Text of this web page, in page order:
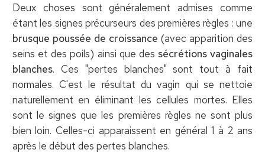
Deux choses sont généralement admises comme
étant les signes précurseurs des premières règles : une
brusque poussée de croissance (avec apparition des
seins et des poils) ainsi que des sécrétions vaginales
blanches. Ces "pertes blanches" sont tout à fait
normales. C'est le résultat du vagin qui se nettoie
naturellement en éliminant les cellules mortes. Elles
sont le signes que les premières règles ne sont plus
bien loin. Celles-ci apparaissent en général 1 à 2 ans
après le début des pertes blanches.